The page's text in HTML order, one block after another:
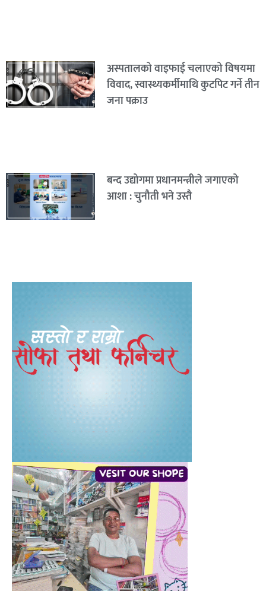
अस्पतालको वाइफाई चलाएको विषयमा
विवाद, स्वास्थ्यकर्मीमाथि कुटपिट गर्ने तीन
जना पक्राउ
बन्द उद्योगमा प्रधानमन्त्रीले जगाएको
आशा : चुनौती भने उस्तै